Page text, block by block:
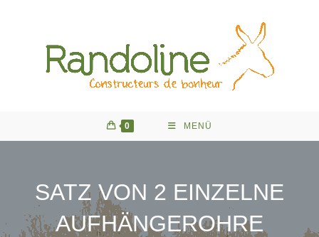
0 MENÜ
SATZ VON 2 EINZELNE
AUFHÄNGEROHRE